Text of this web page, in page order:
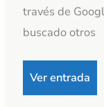
través de
buscado otros
Ver entrada